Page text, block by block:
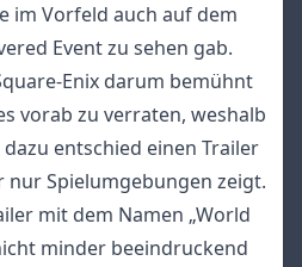
im Vorfeld auch auf dem
Event zu sehen gab.
Enix darum bemühnt
vorab zu verraten, weshalb
entschied einen Trailer
Spielumgebungen zeigt.
mit dem Namen „World
minder beeindruckend